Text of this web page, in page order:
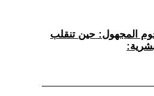
تخوم المجهول: حين تنقلب